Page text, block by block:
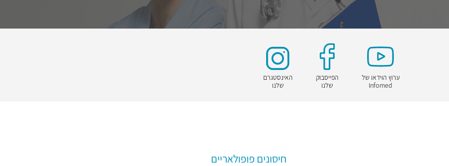
ערוץ הוידאו של
Infomed
הפייסבוק
שלנו
האינסטגרם
שלנו
חיסונים פופולאריים